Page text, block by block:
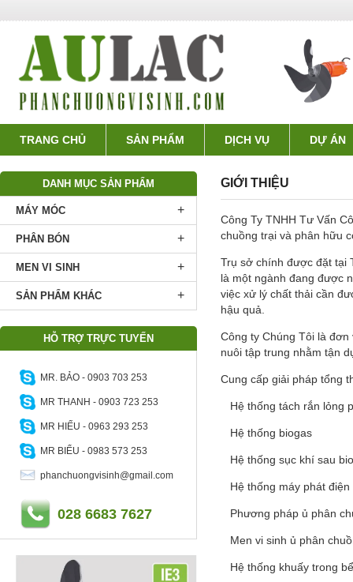
TRANG CHỦ SẢN PHẨM DỊCH VỤ DỰ ÁN
GIỚI THIỆU
Công Ty TNHH Tư Vấn
chuồng trại và phân hữu
Trụ sở chính được đặt tại
là một ngành đang được
việc xử lý chất thải cần
hậu quả.
Công ty Chúng Tôi là
nuôi tập trung nhằm tận
Cung cấp giải pháp tổng
Hệ thống tách rắn lỏng
Hệ thống biogas
Hệ thống sục khí sau
Hệ thống máy phát điện
Phương pháp ủ phân
Men vi sinh ủ phân
Hệ thống khuấy trong
DANH MỤC SẢN PHẨM
MÁY MÓC +
PHÂN BÓN +
MEN VI SINH +
SẢN PHẨM KHÁC +
HỖ TRỢ TRỰC TUYẾN
MR. BẢO - 0903 703 253
MR THANH - 0903 723 253
MR HIẾU - 0963 293 253
MR BIỂU - 0983 573 253
phanchuongvisinh@gmail.com
028 6683 7627